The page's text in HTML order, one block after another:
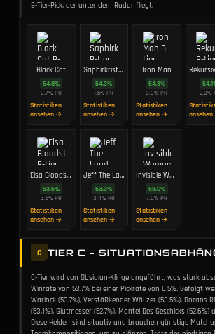
B-Tier-Pick, der unter dem Radar fliegt.
Black Cat
54.8%
0.7% PR
Statistiken
ansehen →
Saphirkristall
54.3%
1.5%PR
Statistiken
ansehen →
Iron Man
54.3%
0.9%PR
Statistiken
ansehen →
54.1
2.0%
Elsa Bloodstone
53.5%
3.5% PR
Statistiken
ansehen →
Jeff The Land Shark
53.3%
3.4% PR
Statistiken
ansehen →
Invisible Woman
53.0%
7.0% PR
Statistiken
ansehen →
C TIER C -
C-Tier wird von Obsidian-Klinge angeführt, was stark
Winrate von 53.7% bei einer Pickrate von 0.5%. Gefolgt
Warlock (53.7%), VerstäRkender WäLzer (53.5%), Dorans
(53.1%), Glutmesser (52.7%), Mantel Des Geschicks (52.6%)
Diese Helden sind situativ und brauchen günstige